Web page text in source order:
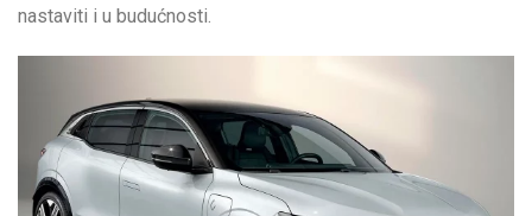
nastaviti i u budućnosti.